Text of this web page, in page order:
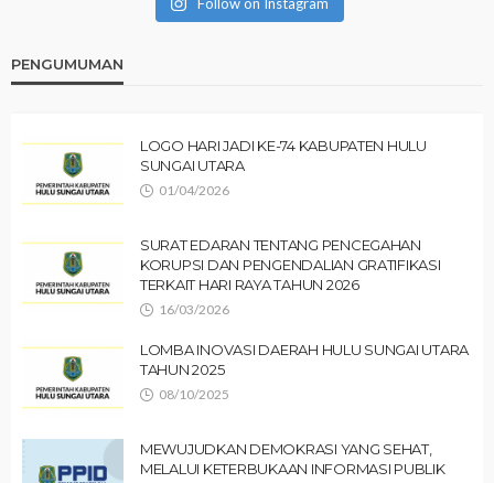
PENGUMUMAN
LOGO HARI JADI KE-74 KABUPATEN HULU
SUNGAI UTARA
01/04/2026
SURAT EDARAN TENTANG PENCEGAHAN
KORUPSI DAN PENGENDALIAN GRATIFIKASI
TERKAIT HARI RAYA TAHUN 2026
16/03/2026
LOMBA INOVASI DAERAH HULU SUNGAI UTARA
TAHUN 2025
08/10/2025
MEWUJUDKAN DEMOKRASI YANG SEHAT,
MELALUI KETERBUKAAN INFORMASI PUBLIK